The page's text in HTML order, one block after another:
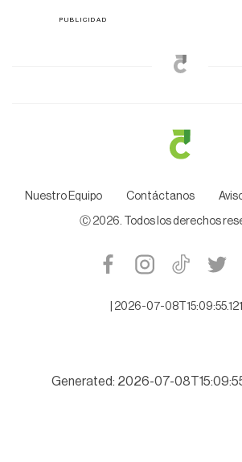
Nuestro Equipo Contáctanos
Ⓒ 2026. Todos los derechos
2026-07-
Generated: 2026-07-